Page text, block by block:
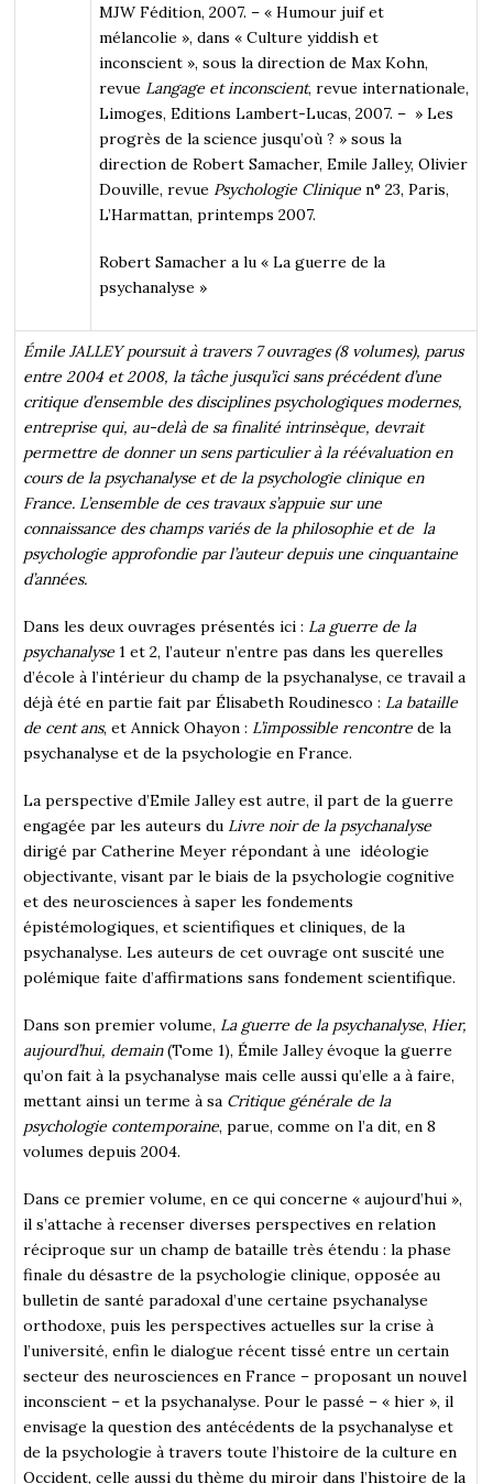
MJW Fédition, 2007. – « Humour juif et
mélancolie », dans « Culture yiddish et
inconscient », sous la direction de Max Kohn,
revue Langage et inconscient, revue internationale,
Limoges, Editions Lambert-Lucas, 2007. – » Les
progrès de la science jusqu’où ? » sous la
direction de Robert Samacher, Emile Jalley, Olivier
Douville, revue Psychologie Clinique n° 23, Paris,
L’Harmattan, printemps 2007.
Robert Samacher a lu « La guerre de la
psychanalyse »
Émile JALLEYpoursuit à travers 7 ouvrages (8 volumes), parus
entre 2004 et 2008, la tâche jusqu’ici sans précédent d’une
critique d’ensemble des disciplines psychologiques modernes,
entreprise qui, au-delà de sa finalité intrinsèque, devrait
permettre de donner un sens particulier à la réévaluation en
cours de la psychanalyse et de la psychologie clinique en
France. L’ensemble de ces travaux s’appuie sur une
connaissance des champs variés de la philosophie et de la
psychologie approfondie par l’auteur depuis une cinquantaine
d’années.
Dans les deux ouvrages présentés ici : La guerre de la
psychanalyse 1 et 2, l’auteur n’entre pas dans les querelles
d’école à l’intérieur du champ de la psychanalyse, ce travail a
déjà été en partie fait par Élisabeth Roudinesco : La bataille
de cent ans, et Annick Ohayon : L’impossible rencontre de la
psychanalyse et de la psychologie en France.
La perspective d’Emile Jalley est autre, il part de la guerre
engagée par les auteurs du Livre noir de la psychanalyse
dirigé par Catherine Meyer répondant à une idéologie
objectivante, visant par le biais de la psychologie cognitive
et des neurosciences à saper les fondements
épistémologiques, et scientifiques et cliniques, de la
psychanalyse. Les auteurs de cet ouvrage ont suscité une
polémique faite d’affirmations sans fondement scientifique.
Dans son premier volume, La guerre de la psychanalyse, Hier,
aujourd’hui, demain (Tome 1), Émile Jalley évoque la guerre
qu’on fait à la psychanalyse mais celle aussi qu’elle a à faire,
mettant ainsi un terme à sa Critique générale de la
psychologie contemporaine, parue, comme on l’a dit, en 8
volumes depuis 2004.
Dans ce premier volume, en ce qui concerne « aujourd’hui »,
il s’attache à recenser diverses perspectives en relation
réciproque sur un champ de bataille très étendu : la phase
finale du désastre de la psychologie clinique, opposée au
bulletin de santé paradoxal d’une certaine psychanalyse
orthodoxe, puis les perspectives actuelles sur la crise à
l’université, enfin le dialogue récent tissé entre un certain
secteur des neurosciences en France – proposant un nouvel
inconscient – et la psychanalyse. Pour le passé – « hier », il
envisage la question des antécédents de la psychanalyse et
de la psychologie à travers toute l’histoire de la culture en
Occident, celle aussi du thème du miroir dans l’histoire de la